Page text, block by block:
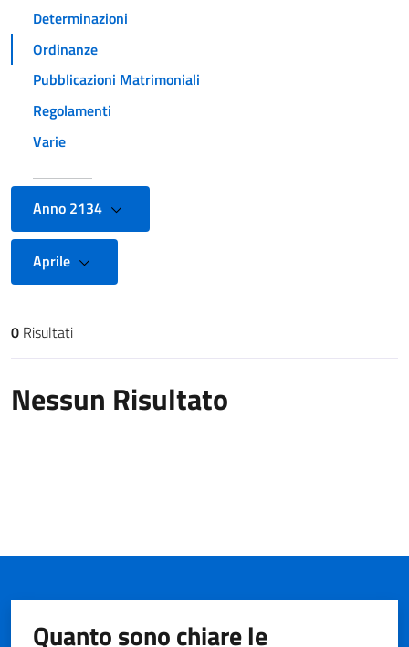
Determinazioni
Ordinanze
Pubblicazioni Matrimoniali
Regolamenti
Varie
Anno 2134
Aprile
Risultati di ricerca
0 Risultati
Nessun Risultato
Quanto sono chiare le